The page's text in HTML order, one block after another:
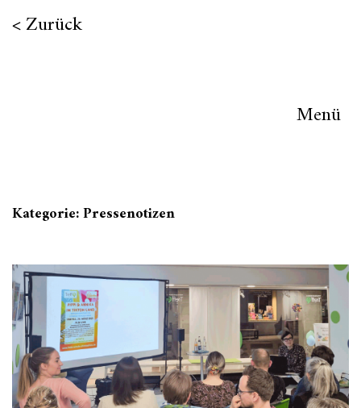
Zurück
Menü
Kategorie:Pressenotizen